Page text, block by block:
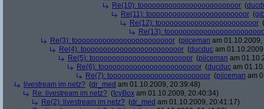
Re(10): toooooooooooooooooooooooor (
Re(11): toooooooooooooooooooooooor (
Re(12): toooooooooooooooooooooooor (
Re(13):
Re(3): toooooooooooooooooooooooor (piiceman am
Re(4): toooooooooooooooooooooooor (ducduc am
Re(5): toooooooooooooooooooooooor (piiceman am
Re(6): toooooooooooooooooooooooor (ducduc am
Re(7): toooooooooooooooooooooooor (piiceman am
livestream im netz? (dr_med am 01.10.2009, 20:39:48)
Re: livestream im netz? ( IcyBox am 01.10.2009, 20:40:34)
Re(2): livestream im netz? (dr_med am 01.10.2009, 20:41:17)